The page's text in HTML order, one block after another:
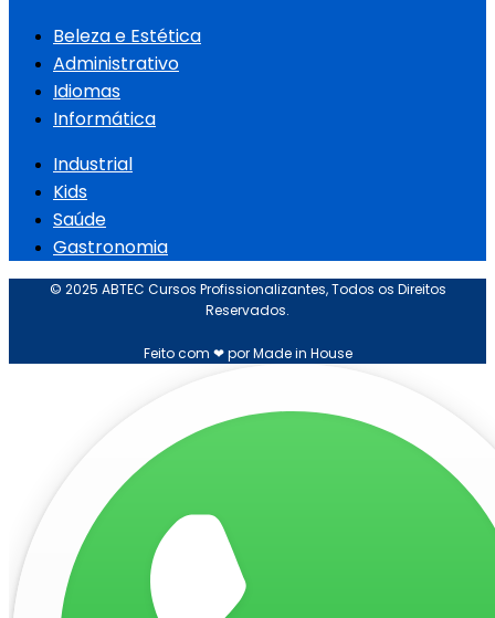
Beleza e Estética
Administrativo
Idiomas
Informática
Industrial
Kids
Saúde
Gastronomia
© 2025 ABTEC Cursos Profissionalizantes, Todos os Direitos
Reservados.
Feito com ❤ por Made in House